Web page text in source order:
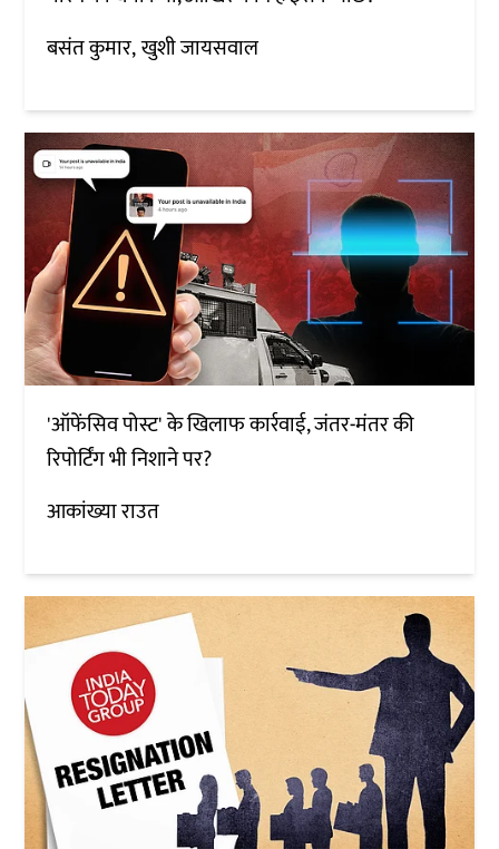
बसंत कुमार खुशी जायसवाल
'ऑफेंसिव पोस्ट' के खिलाफ कार्रवाई, जंतर-मंतर की
रिपोर्टिंग भी निशाने पर?
आकांख्या राउत